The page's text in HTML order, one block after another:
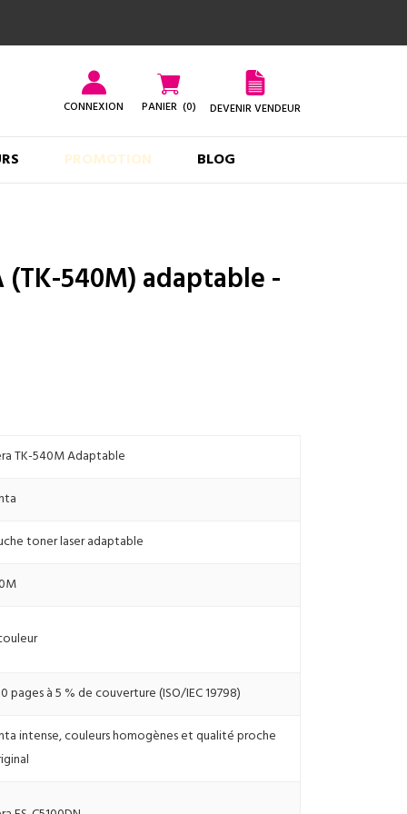
CONNEXION PANIER (0) DEVENIR VENDEUR
PROMOTION BLOG
(TK-540M) adaptable -
TK-540M Adaptable
toner laser adaptable
pages à 5 % de couverture (ISO/IEC 19798)
intense, couleurs homogènes et qualité proche